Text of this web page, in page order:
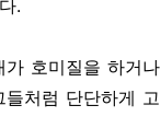
.
호미질을 하거나
처럼 단단하게 고